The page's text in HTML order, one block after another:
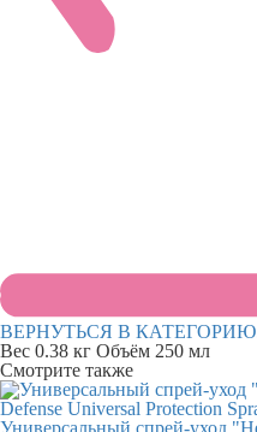
ВЕРНУТЬСЯ В
Вес 0.38 кг Объём 250 мл
Смотрите также
Универсальный спрей-уход